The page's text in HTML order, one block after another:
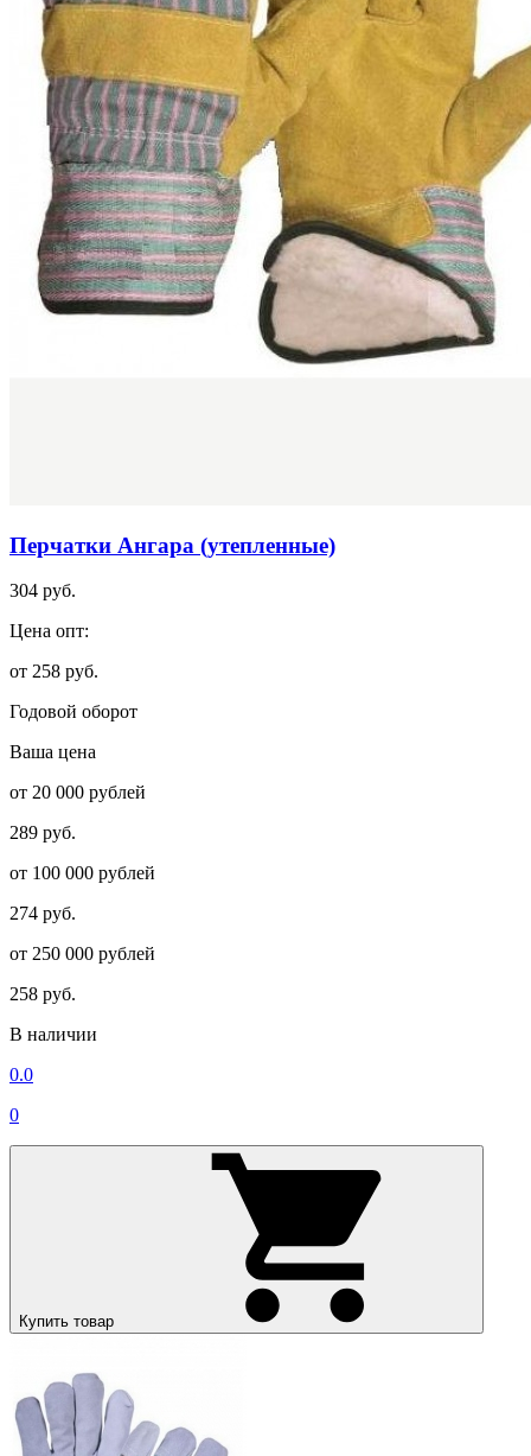
Перчатки Ангара (утепленные)
304 руб.
Цена опт:
от 258 руб.
Годовой оборот
Ваша цена
от 20 000 рублей
289 руб.
от 100 000 рублей
274 руб.
от 250 000 рублей
258 руб.
В наличии
0.0
0
Купить товар